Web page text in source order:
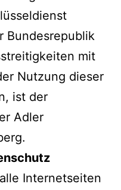
Bundesrepublik
mit
Nutzung dieser
ist der
Adler
Internetseiten